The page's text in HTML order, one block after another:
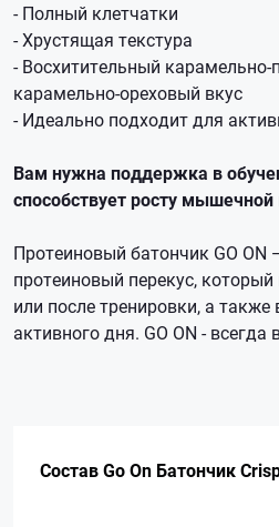
- Полный клетчатки
- Хрустящая текстура
- Восхитительный
карамельно-ореховый вкус
- Идеально подходит для
Вам нужна поддержка в
способствует росту
Протеиновый батончик GO ON
протеиновый перекус,
или после тренировки, а
активного дня. GO ON - всегда
Состав Go On Батончик